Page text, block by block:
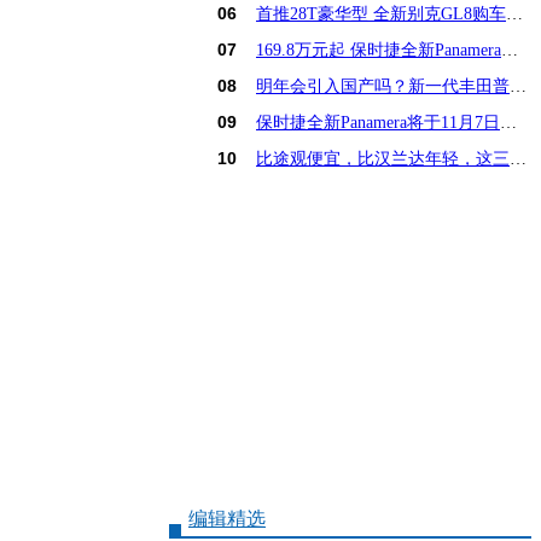
06 首推28T豪华型 全新别克GL8购车手册
07 169.8万元起 保时捷全新Panamera亚洲首发
08 明年会引入国产吗？新一代丰田普锐斯解析
09 保时捷全新Panamera将于11月7日亚洲首发
10 比途观便宜，比汉兰达年轻，这三款15万SUV怎么选
编辑精选